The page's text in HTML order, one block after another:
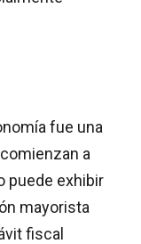
fue una
a
puede exhibir
mayorista
fiscal